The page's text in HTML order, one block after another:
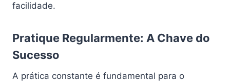
facilidade.
Pratique Regularmente: A Chave do
Sucesso
A prática constante é fundamental para o